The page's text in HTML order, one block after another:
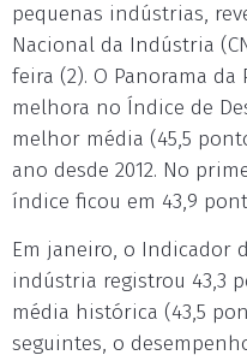
pequenas indústrias,
Nacional da Indústria
feira (2). O Panorama
melhora no Índice de
melhor média (45,5
ano desde 2012. No
índice ficou em 43,9
Em janeiro, o Indicador
indústria registrou 43,3
média histórica (43,5
seguintes, o